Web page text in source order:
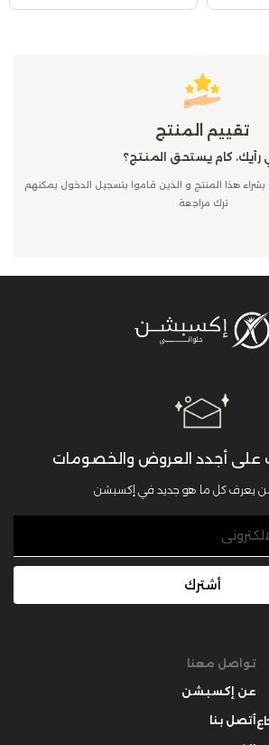
تقييم المنتج
رأيك، كام يستحق المنتج؟
هذا المنتج و الذين قاموا بتسجيل الدخول يمكنهم
ترك مراجعة.
على أجدد العروض والخصومات
يعرف كل ما هو جديد في إكسبشن
أشترك
تواصل معنا
عن إكسبشن
أتصل بنا